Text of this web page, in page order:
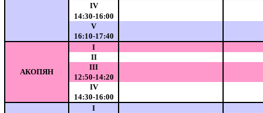
IV
14:30-16:00
V
16:10-17:40
АКОПЯН
I
II
III
12:50-14:20
IV
14:30-16:00
I